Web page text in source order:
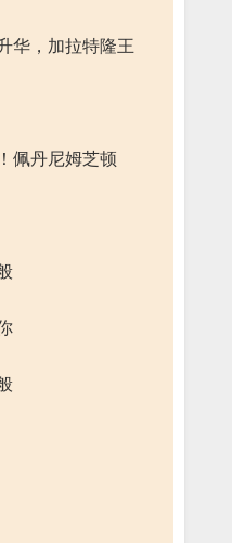
华，加拉特隆王
佩丹尼姆芝顿